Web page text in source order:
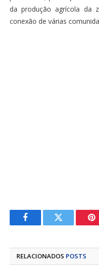
da produção agrícola da
conexão de várias
FacebookTwitter
RELACIONADOS POSTS